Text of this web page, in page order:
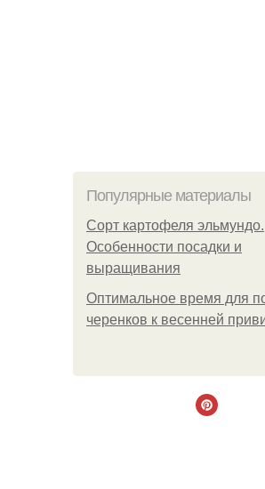
Популярные материалы
Сорт картофеля эльмундо.
Особенности посадки и
выращивания
Оптимальное время для
черенков к весенней